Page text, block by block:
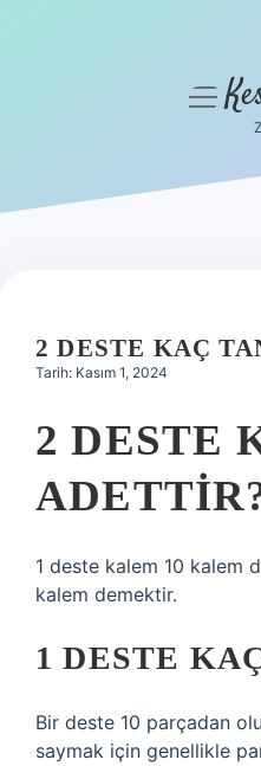
Hakkımızda
menüyü
2 DESTE KAÇ
Tarih: Kasım 1, 2024
2 DESTE
1 deste kalem 10 kalem
kalem demektir.
1 DESTE
Bir deste 10 parçadan
saymak için genellikle